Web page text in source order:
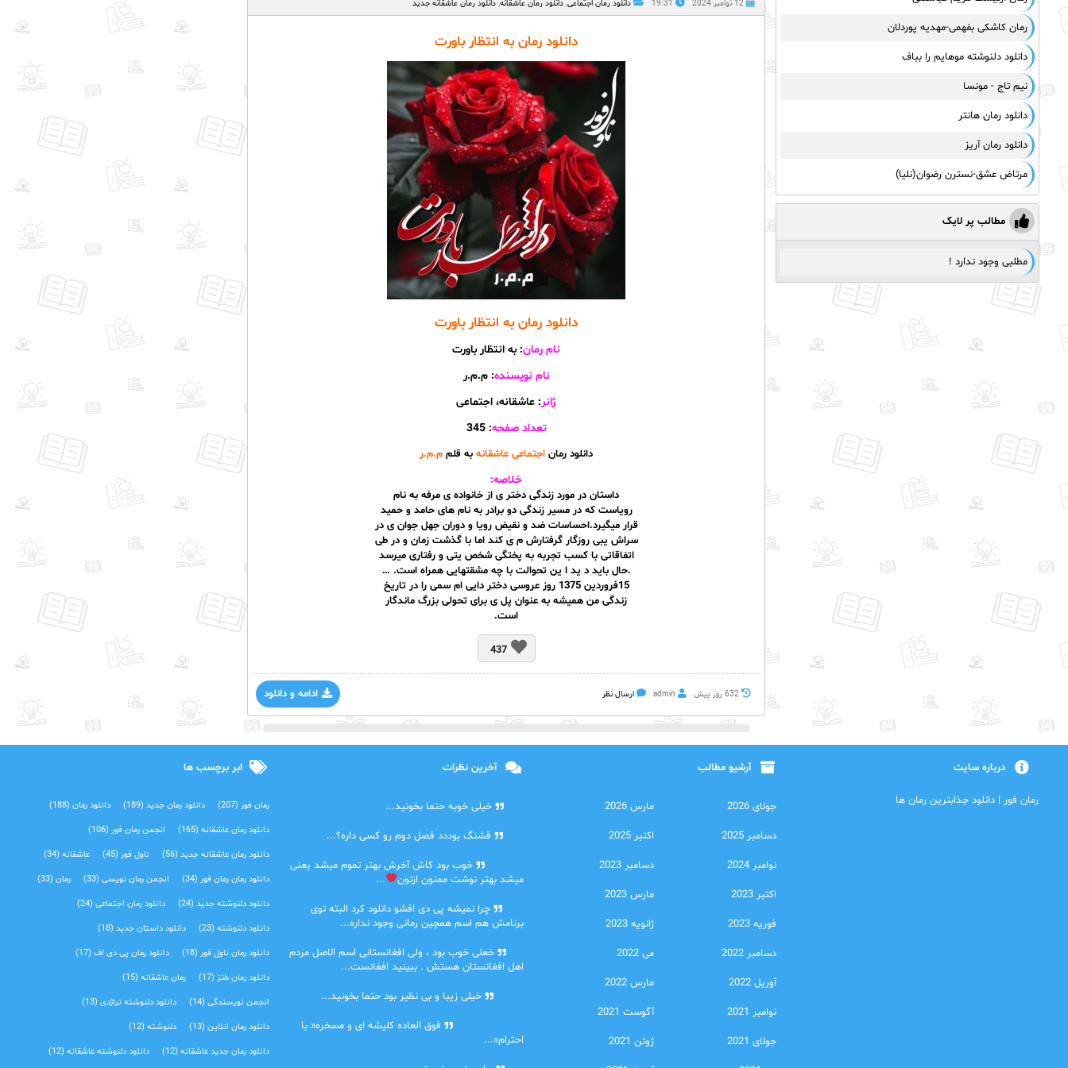
12 نوامبر 2024 19:31 دانلود رمان اجتماعی, دانلود رمان عاشقانه, دانلود رمان عاشقانه جدید
دانلود رمان به انتظار باورت
دانلود رمان به انتظار باورت
نام رمان: به انتظار باورت
نام نویسنده: م.م.ر
ژانر: عاشقانه، اجتماعی
تعداد صفحه: 345
دانلود رمان اجتماعی عاشقانه به قلم م.م.ر
خلاصه:
داستان در مورد زندگی دختر ی از خانواده ی مرفه به نام
رویاست که در مسیر زندگی دو برادر به نام های حامد و حمید
قرار میگیرد.احساسات ضد و نقیض رویا و دوران جهل جوان ی در
سراش یبی روزگار گرفتارش م ی کند اما با گذشت زمان و در طی
اتفاقاتی با کسب تجربه به پختگی شخص یتی و رفتاری میرسد
.حال باید د ید ا ین تحوالت با چه مشقتهایی همراه است. …
15فروردین 1375 روز عروسی دختر دایی ام سمی را در تاریخ
زندگی من همیشه به عنوان پل ی برای تحولی بزرگ ماندگار
است.
437
ادامه و دانلود 632 روز پيش admin ارسال نظر
رمان کاشکی بفهمی-مهدیه پوردلان
دانلود دلنوشته موهایم را بباف
نیم تاج - مونسا
دانلود رمان هانتر
دانلود رمان آریز
مرتاض عشق-نسترن رضوان(نلیا)
مطالب پر لایک
مطلبی وجود ندارد !
درباره سایت
رمان فور | دانلود جذابترین رمان ها
آرشیو مطالب
جولای 2026 مارس 2026
دسامبر 2025 اکتبر 2025
نوامبر 2024 دسامبر 2023
اکتبر 2023 مارس 2023
فوریه 2023 ژانویه 2023
دسامبر 2022 می 2022
آوریل 2022 مارس 2022
نوامبر 2021 آگوست 2021
جولای 2021 ژوئن 2021
آخرین نظرات
خیلی خوبه حتما بخونید...
قشنگ بوددد فصل دوم رو کسی داره؟...
خوب بود کاش آخرش بهتر تموم میشد یعنی
میشد بهتر نوشت ممنون ازتون
...
چرا نمیشه پی دی افشو دانلود کرد البته توی
برنامش هم اسم همچین رمانی وجود نداره...
خعلی خوب بود ، ولی افغانستانی اسم الاصل مردم
اهل افغانستان هستش . ببینید افغانست...
خیلی زیبا و بی نظیر بود حتما بخونید...
فوق العاده کلیشه ای و مسخره« با
احترام»...
ابر برچسب ها
رمان فور (207) دانلود رمان جدید (189) دانلود رمان (188)
دانلود رمان عاشقانه (165) انجمن رمان فور (106)
دانلود رمان عاشقانه جدید (56) ناول فور (45) عاشقانه (34)
دانلود رمان رمان فور (34) انجمن رمان نویسی (33) رمان (33)
دانلود دلنوشته جدید (24) دانلود رمان اجتماعی‌ (24)
دانلود دلنوشته (23) دانلود داستان جدید (18)
دانلود رمان ناول فور (18) دانلود رمان پی دی اف (17)
دانلود رمان طنز (17) رمان عاشقانه (15)
انجمن نویسندگی (14) دانلود دلنوشته تراژدی‌ (13)
دانلود رمان انلاین (13) دلنوشته (12)
دانلود رمان جدید عاشقانه (12) دانلود دلنوشته عاشقانه (12)